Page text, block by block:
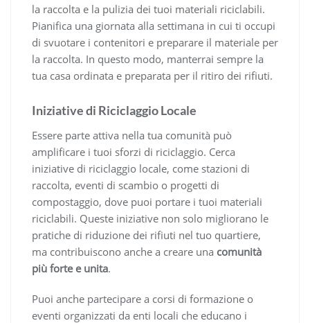
la raccolta e la pulizia dei tuoi materiali riciclabili.
Pianifica una giornata alla settimana in cui ti occupi
di svuotare i contenitori e preparare il materiale per
la raccolta. In questo modo, manterrai sempre la
tua casa ordinata e preparata per il ritiro dei rifiuti.
Iniziative di Riciclaggio Locale
Essere parte attiva nella tua comunità può
amplificare i tuoi sforzi di riciclaggio. Cerca
iniziative di riciclaggio locale, come stazioni di
raccolta, eventi di scambio o progetti di
compostaggio, dove puoi portare i tuoi materiali
riciclabili. Queste iniziative non solo migliorano le
pratiche di riduzione dei rifiuti nel tuo quartiere,
ma contribuiscono anche a creare una comunità
più forte e unita.
Puoi anche partecipare a corsi di formazione o
eventi organizzati da enti locali che educano i